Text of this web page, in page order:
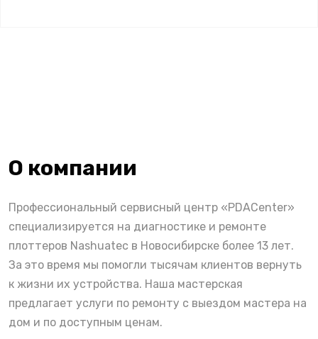
О компании
Профессиональный сервисный центр «PDACenter»
специализируется на диагностике и ремонте
плоттеров Nashuatec в Новосибирске более 13 лет.
За это время мы помогли тысячам клиентов вернуть
к жизни их устройства. Наша мастерская
предлагает услуги по ремонту с выездом мастера на
дом и по доступным ценам.